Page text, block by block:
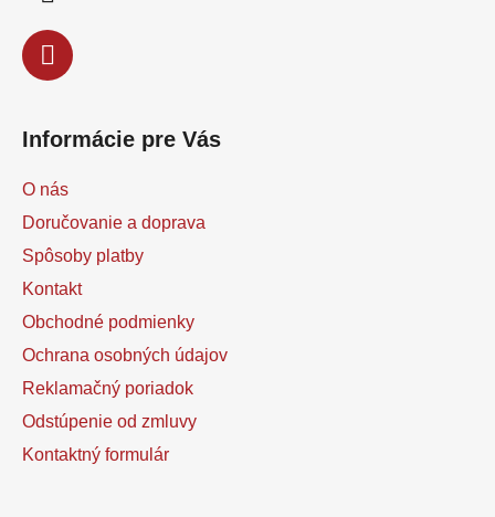
Informácie pre Vás
O nás
Doručovanie a doprava
Spôsoby platby
Kontakt
Obchodné podmienky
Ochrana osobných údajov
Reklamačný poriadok
Odstúpenie od zmluvy
Kontaktný formulár